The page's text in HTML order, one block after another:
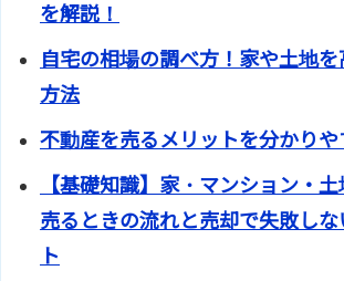
を解説！
自宅の相場の調べ方！家や土地
方法
不動産を売るメリットを分かり
【基礎知識】家・マンション・
売るときの流れと売却で失敗し
ト